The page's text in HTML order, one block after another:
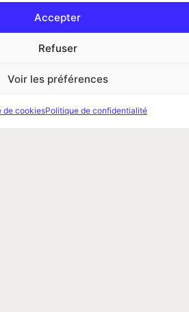
Accepter
Refuser
Voir les préférences
de cookiesPolitique de confidentialité
:comment
dépend toujours du
contraintes d’accès et de la